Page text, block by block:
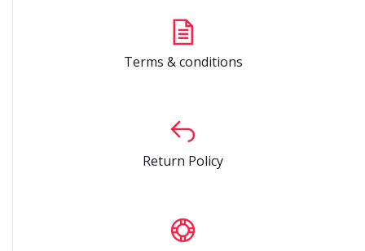
Terms & conditions
Return Policy